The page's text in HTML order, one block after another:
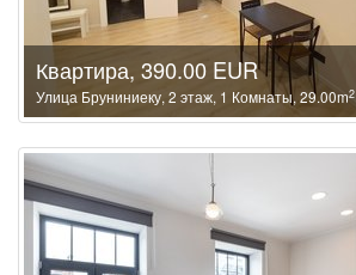
Квартира, 390.00 EUR
Улица Бруниниеку, 2 этаж, 1 Комнаты, 29.00m2